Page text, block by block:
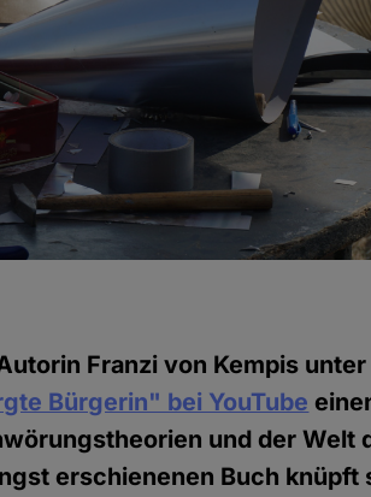
Franzi von Kempis unter
Bürgerin" bei YouTube
und der Welt
erschienenen Buch knüpft